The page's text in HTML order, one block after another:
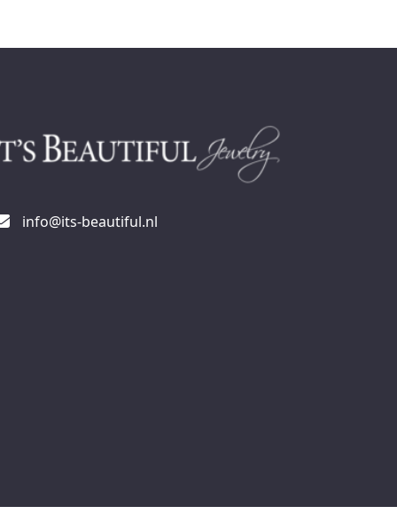
info@its-beautiful.nl